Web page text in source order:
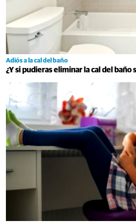
Adiós a la cal del baño
¿Y si pudieras eliminar la cal del baño